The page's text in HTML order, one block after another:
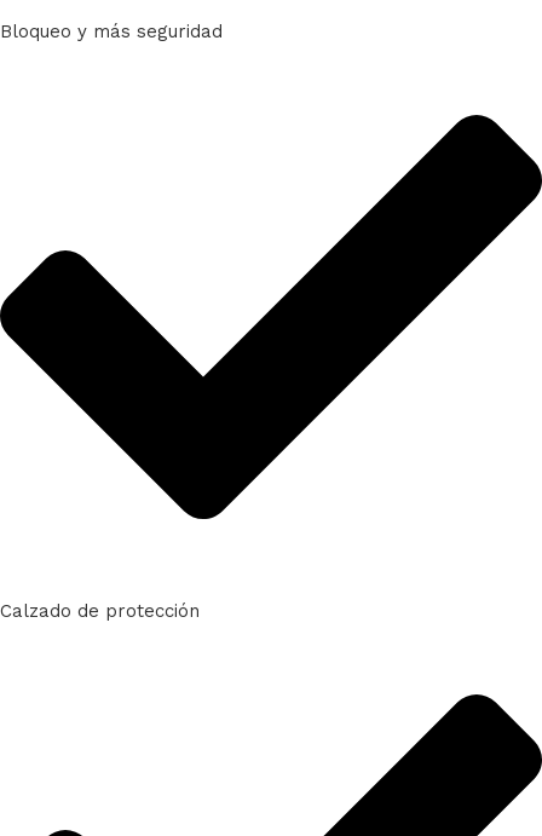
Bloqueo y más seguridad
Calzado de protección